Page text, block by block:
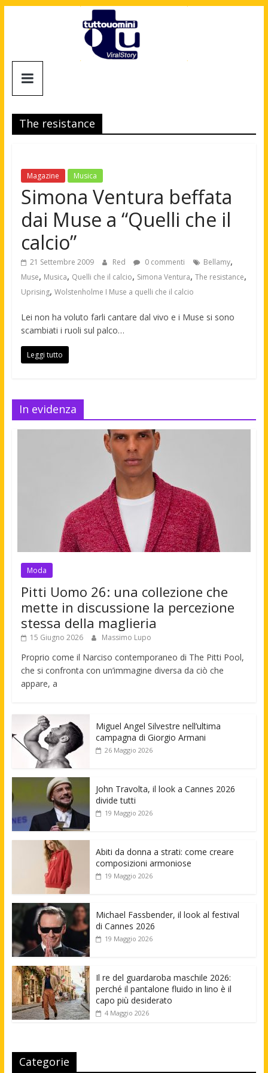
Tuttouomini
Tv,
Cinema,
news
moda
maschile
The resistance
Magazine Musica
Simona Ventura beffata
dai Muse a “Quelli che il
calcio”
21 Settembre 2009 Red 0 commenti Bellamy,
Muse, Musica, Quelli che il calcio, Simona Ventura, The resistance,
Uprising, Wolstenholme I Muse a quelli che il calcio
Lei non ha voluto farli cantare dal vivo e i Muse si sono
scambiati i ruoli sul palco…
Leggi tutto
In evidenza
Moda
Pitti Uomo 26: una collezione che
mette in discussione la percezione
stessa della maglieria
15 Giugno 2026 Massimo Lupo
Proprio come il Narciso contemporaneo di The Pitti Pool,
che si confronta con un’immagine diversa da ciò che
appare, a
Miguel Angel Silvestre nell’ultima
campagna di Giorgio Armani
26 Maggio 2026
John Travolta, il look a Cannes 2026
divide tutti
19 Maggio 2026
Abiti da donna a strati: come creare
composizioni armoniose
19 Maggio 2026
Michael Fassbender, il look al festival
di Cannes 2026
19 Maggio 2026
Il re del guardaroba maschile 2026:
perché il pantalone fluido in lino è il
capo più desiderato
4 Maggio 2026
Categorie